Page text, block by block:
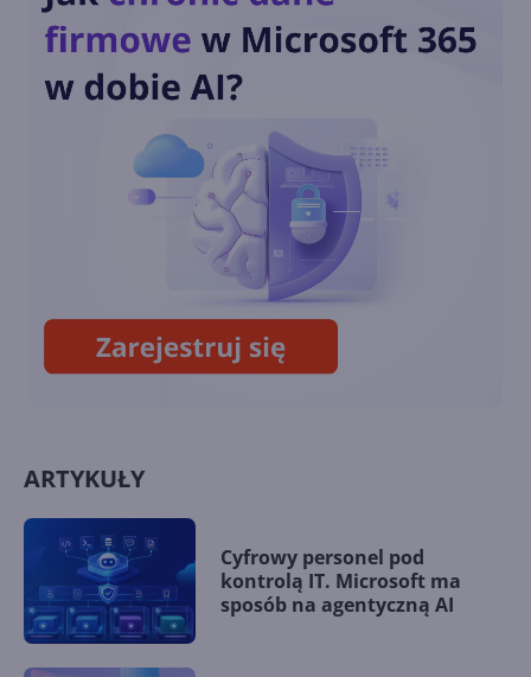
Outlook Web App -
publikowanie kalendarza w
Internecie
ARTYKUŁY
Cyfrowy personel pod
kontrolą IT. Microsoft ma
sposób na agentyczną AI